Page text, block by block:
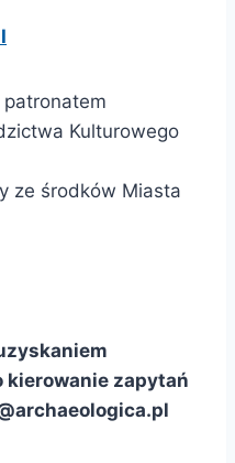
patronatem
Kulturowego
ze środków Miasta
kierowanie zapytań